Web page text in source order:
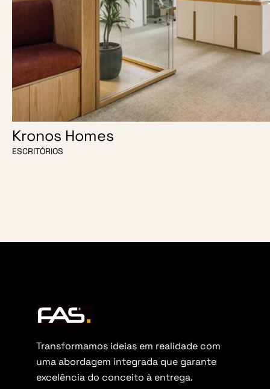
Kronos Homes
ESCRITÓRIOS
Transformamos ideias em realidade com
uma abordagem integrada que garante
excelência do conceito à entrega.